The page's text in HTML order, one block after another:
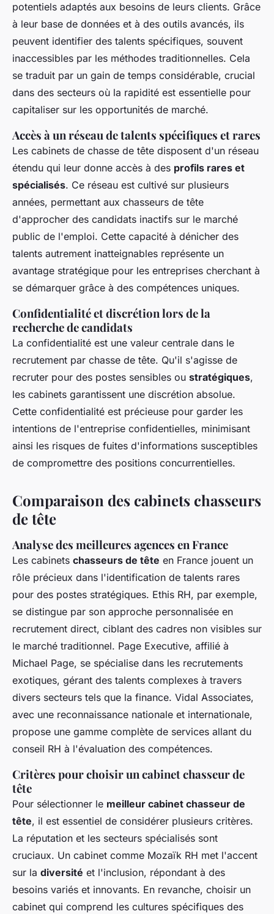
potentiels adaptés aux besoins de leurs clients. Grâce
à leur base de données et à des outils avancés, ils
peuvent identifier des talents spécifiques, souvent
inaccessibles par les méthodes traditionnelles. Cela
se traduit par un gain de temps considérable, crucial
dans des secteurs où la rapidité est essentielle pour
capitaliser sur les opportunités de marché.
Accès à un réseau de talents spécifiques et rares
Les cabinets de chasse de tête disposent d'un réseau
étendu qui leur donne accès à des profils rares et
spécialisés. Ce réseau est cultivé sur plusieurs
années, permettant aux chasseurs de tête
d'approcher des candidats inactifs sur le marché
public de l'emploi. Cette capacité à dénicher des
talents autrement inatteignables représente un
avantage stratégique pour les entreprises cherchant à
se démarquer grâce à des compétences uniques.
Confidentialité et discrétion lors de la
recherche de candidats
La confidentialité est une valeur centrale dans le
recrutement par chasse de tête. Qu'il s'agisse de
recruter pour des postes sensibles ou stratégiques,
les cabinets garantissent une discrétion absolue.
Cette confidentialité est précieuse pour garder les
intentions de l'entreprise confidentielles, minimisant
ainsi les risques de fuites d'informations susceptibles
de compromettre des positions concurrentielles.
Comparaison des cabinets chasseurs
de tête
Analyse des meilleures agences en France
Les cabinets chasseurs de tête en France jouent un
rôle précieux dans l'identification de talents rares
pour des postes stratégiques. Ethis RH, par exemple,
se distingue par son approche personnalisée en
recrutement direct, ciblant des cadres non visibles sur
le marché traditionnel. Page Executive, affilié à
Michael Page, se spécialise dans les recrutements
exotiques, gérant des talents complexes à travers
divers secteurs tels que la finance. Vidal Associates,
avec une reconnaissance nationale et internationale,
propose une gamme complète de services allant du
conseil RH à l'évaluation des compétences.
Critères pour choisir un cabinet chasseur de
tête
Pour sélectionner le meilleur cabinet chasseur de
tête, il est essentiel de considérer plusieurs critères.
La réputation et les secteurs spécialisés sont
cruciaux. Un cabinet comme Mozaïk RH met l'accent
sur la diversité et l'inclusion, répondant à des
besoins variés et innovants. En revanche, choisir un
cabinet qui comprend les cultures spécifiques des